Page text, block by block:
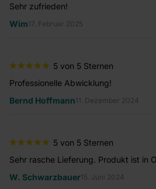
Sehr zufrieden!
Wim17. Februar 2025
5 von 5 Sternen
Professionelle Abwicklung!
Bernd Hoffmann11. Dezember 2024
5 von 5 Sternen
Sehr rasche Lieferung. Produkt ist in
W. Schwarzbauer15. Juni 2024